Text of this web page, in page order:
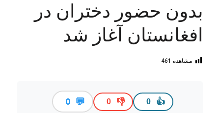
بدون حضور دختران در
افغانستان آغاز شد
مشاهده 461
👍
0
👎
0
💬
0